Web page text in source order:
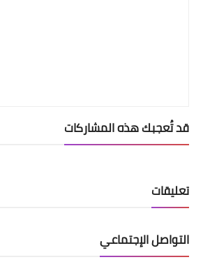
قد تُعجبك هذه المشاركات
تعليقات
التواصل الإجتماعي